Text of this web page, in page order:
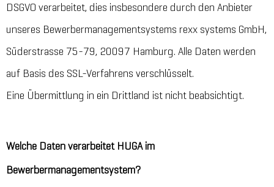
DSGVO verarbeitet, dies insbesondere durch den Anbieter
unseres Bewerbermanagementsystems rexx systems GmbH,
Süderstrasse 75-79, 20097 Hamburg. Alle Daten werden
auf Basis des SSL-Verfahrens verschlüsselt.
Eine Übermittlung in ein Drittland ist nicht beabsichtigt.
Welche Daten verarbeitet HUGA im
Bewerbermanagementsystem?